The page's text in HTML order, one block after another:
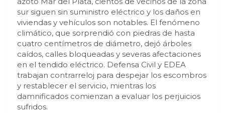
sur siguen sin suministro eléctrico y los daños en
viviendas y vehículos son notables. El fenómeno
climático, que sorprendió con piedras de hasta
cuatro centímetros de diámetro, dejó árboles
caídos, calles bloqueadas y severas afectaciones
en el tendido eléctrico. Defensa Civil y EDEA
trabajan contrarreloj para despejar los escombros
y restablecer el servicio, mientras los
damnificados comienzan a evaluar los perjuicios
sufridos.